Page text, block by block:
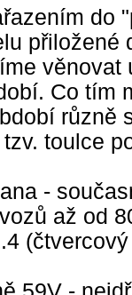
do
přiložené
Co tím
různě
toulce
-
až od